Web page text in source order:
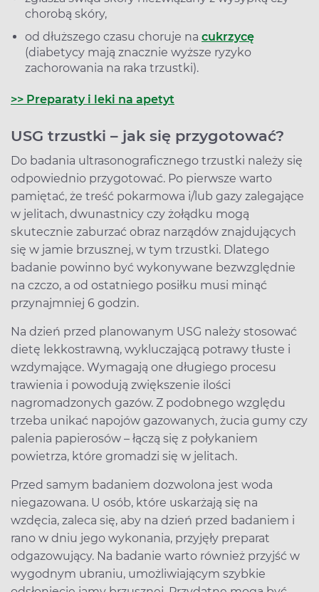
chorobą skóry,
od dłuższego czasu choruje na cukrzycę
(diabetycy mają znacznie wyższe ryzyko
zachorowania na raka trzustki).
>> Preparaty i leki na apetyt
USG trzustki – jak się przygotować?
Do badania ultrasonograficznego trzustki należy się
odpowiednio przygotować. Po pierwsze warto
pamiętać, że treść pokarmowa i/lub gazy zalegające
w jelitach, dwunastnicy czy żołądku mogą
skutecznie zaburzać obraz narządów znajdujących
się w jamie brzusznej, w tym trzustki. Dlatego
badanie powinno być wykonywane bezwzględnie
na czczo, a od ostatniego posiłku musi minąć
przynajmniej 6 godzin.
Na dzień przed planowanym USG należy stosować
dietę lekkostrawną, wykluczającą potrawy tłuste i
wzdymające. Wymagają one długiego procesu
trawienia i powodują zwiększenie ilości
nagromadzonych gazów. Z podobnego względu
trzeba unikać napojów gazowanych, żucia gumy czy
palenia papierosów – łączą się z połykaniem
powietrza, które gromadzi się w jelitach.
Przed samym badaniem dozwolona jest woda
niegazowana. U osób, które uskarżają się na
wzdęcia, zaleca się, aby na dzień przed badaniem i
rano w dniu jego wykonania, przyjęły preparat
odgazowujący. Na badanie warto również przyjść w
wygodnym ubraniu, umożliwiającym szybkie